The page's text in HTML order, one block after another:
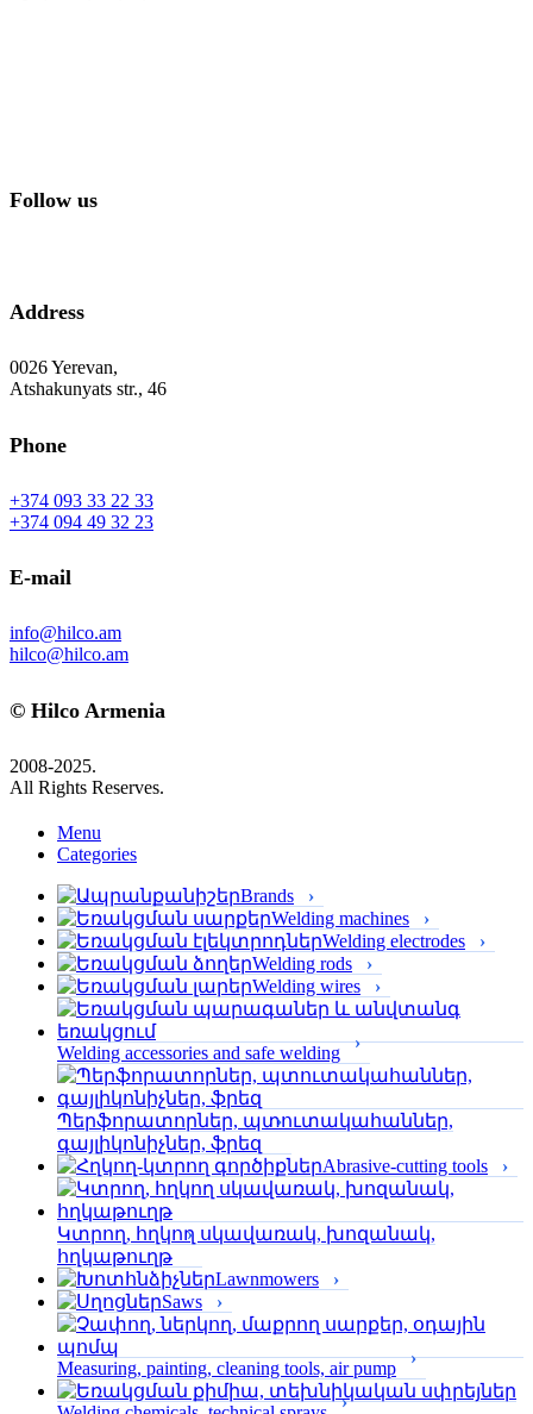
Follow us
Address
0026 Yerevan,
Atshakunyats str., 46
Phone
+374 093 33 22 33
+374 094 49 32 23
E-mail
info@hilco.am
hilco@hilco.am
© Hilco Armenia
2008-2025.
All Rights Reserves.
Menu
Categories
Brands
Welding machines
Welding electrodes
Welding rods
Welding wires
Welding accessories and safe welding
Պերֆորա­տորներ, պտուտակահաններ,
գայլիկոնիչներ, ֆրեզ
Abrasive-cutting tools
Կտրող, հղկող սկավառակ, խոզանակ,
հղկաթուղթ
Lawnmowers
Saws
Measuring, painting, cleaning tools, air pump